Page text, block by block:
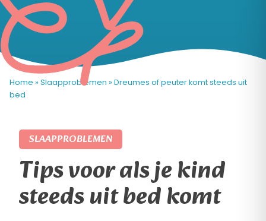
Home » Slaapproblemen » Dreumes of peuter komt steeds uit
bed
SLAAPPROBLEMEN
Tips voor als je kind
steeds uit bed komt